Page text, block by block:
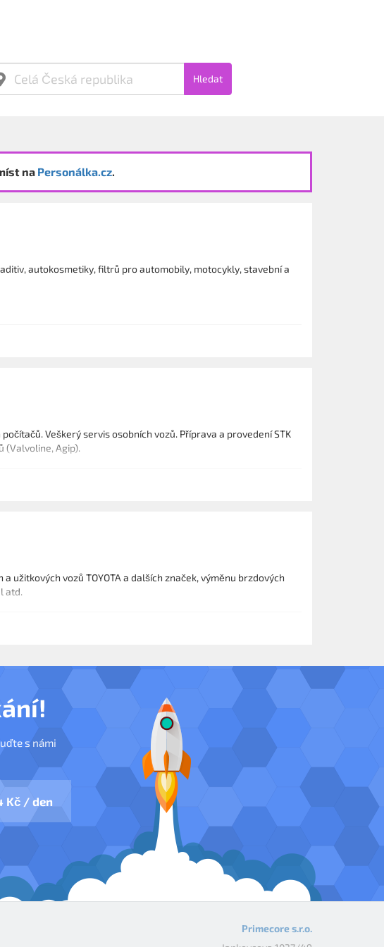
Hledat
na Personálka.cz.
autokosmetiky, filtrů pro automobily, motocykly, stavební a
Veškerý servis osobních vozů. Příprava a provedení STK
(Valvoline, Agip).
užitkových vozů TOYOTA a dalších značek, výměnu brzdových
atd.
s námi
Kč / den
Primecore s.r.o.